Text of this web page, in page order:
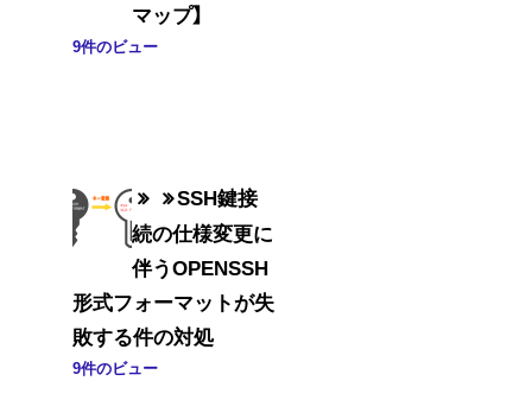
マップ】
9件のビュー
SSH鍵接
続の仕様変更に
伴うOPENSSH
形式フォーマットが失
敗する件の対処
9件のビュー